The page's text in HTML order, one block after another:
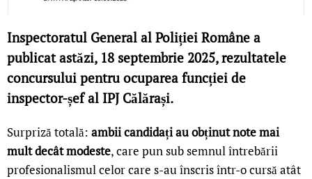
Inspectoratul General al Poliției Române a
publicat astăzi, 18 septembrie 2025, rezultatele
concursului pentru ocuparea funcției de
inspector-șef al IPJ Călărași.
Surpriză totală: ambii candidați au obținut note mai
mult decât modeste, care pun sub semnul întrebării
profesionalismul celor care s-au înscris într-o cursă atât